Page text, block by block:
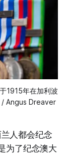
1915年在加利波
/ Angus Dreaver
人都会纪念
为了纪念澳大